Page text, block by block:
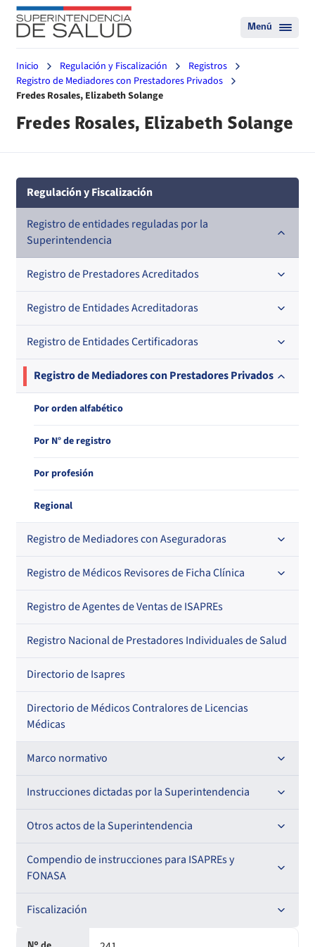
Menú
Inicio Regulación y Fiscalización
Registros
Registro de Mediadores con Prestadores Privados
Fredes Rosales, Elizabeth Solange
Fredes Rosales, Elizabeth Solange
Regulación y Fiscalización
Registro de entidades reguladas por la
Superintendencia
Registro de Prestadores Acreditados
Nacional
Regional
En orden alfabético
Por N° de registro
Registro de Entidades Acreditadoras
En orden alfabético
Por N° de registro
Regional
Registro de Entidades Certificadoras
Por orden alfabético
Por N° de registro
Registro de Mediadores con Prestadores Privados
Por orden alfabético
Por N° de registro
Por profesión
Regional
Registro de Mediadores con Aseguradoras
Regional
Por orden alfabético
Por profesión
Registro de Médicos Revisores de Ficha Clínica
Regional
Por orden alfabético
Por especialidad
Registro de Agentes de Ventas de ISAPREs
Registro Nacional de Prestadores Individuales de Salud
Directorio de Isapres
Directorio de Médicos Contralores de Licencias
Médicas
Marco normativo
Leyes
Decretos con Fuerza de Ley
Decretos
Instrucciones dictadas por la Superintendencia
Para ISAPREs y FONASA
Circulares
Para Prestadores Institucionales
Otros actos de la Superintendencia
Antecedentes preparatorios de normas que afecten a
EMT Ley N° 20.416
Comisión Evaluadora de Licitaciones Públicas
Convenios de colaboración
Compendio de instrucciones para ISAPREs y
FONASA
Compendio Beneficios
Compendio de Archivos Maestros
Fiscalización
Informes de fiscalización